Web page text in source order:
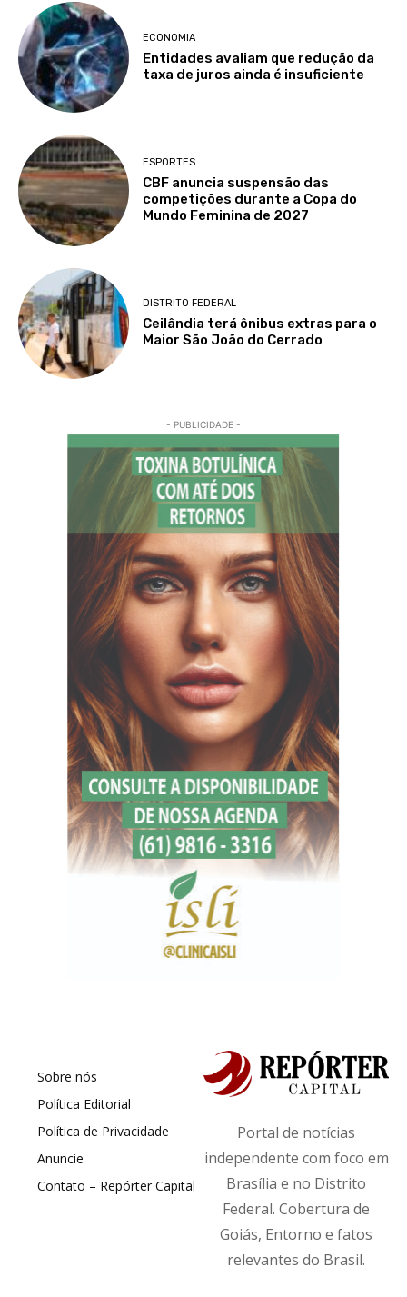
ECONOMIA
Entidades avaliam que redução da
taxa de juros ainda é insuficiente
ESPORTES
CBF anuncia suspensão das
competições durante a Copa do
Mundo Feminina de 2027
DISTRITO FEDERAL
Ceilândia terá ônibus extras para o
Maior São João do Cerrado
- PUBLICIDADE -
Sobre nós
Política Editorial
Política de Privacidade
Anuncie
Contato – Repórter Capital
Portal de notícias
independente com foco em
Brasília e no Distrito
Federal. Cobertura de
Goiás, Entorno e fatos
relevantes do Brasil.